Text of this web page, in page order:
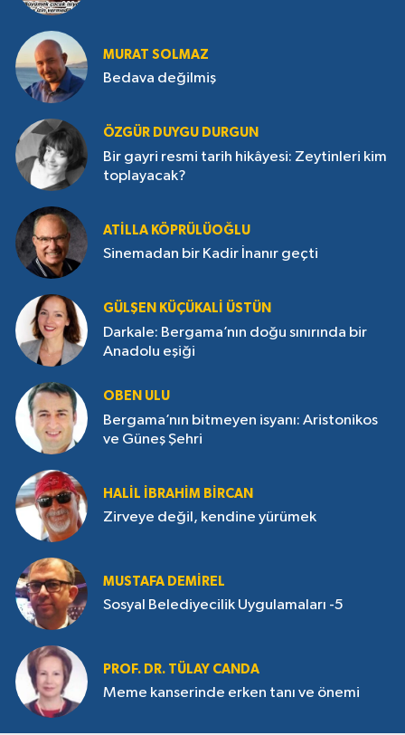
MURAT SOLMAZ
Bedava değilmiş
ÖZGÜR DUYGU DURGUN
Bir gayri resmi tarih hikâyesi: Zeytinleri kim
toplayacak?
ATILLA KÖPRÜLÜOĞLU
Sinemadan bir Kadir İnanır geçti
GÜLŞEN KÜÇÜKALI ÜSTÜN
Darkale: Bergama’nın doğu sınırında bir
Anadolu eşiği
OBEN ULU
Bergama’nın bitmeyen isyanı: Aristonikos
ve Güneş Şehri
HALIL İBRAHIM BIRCAN
Zirveye değil, kendine yürümek
MUSTAFA DEMIREL
Sosyal Belediyecilik Uygulamaları -5
PROF. DR. TÜLAY CANDA
Meme kanserinde erken tanı ve önemi